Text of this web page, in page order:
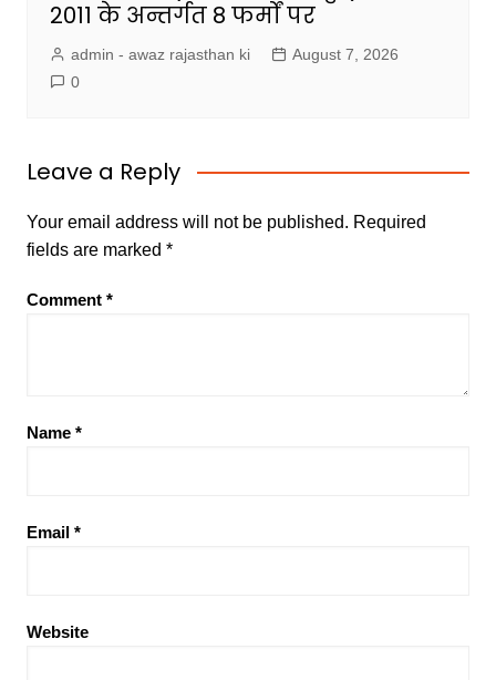
2011 के अन्तर्गत 8 फर्मों पर
admin - awaz rajasthan ki
August 7, 2026
0
Leave a Reply
Your email address will not be published. Required
fields are marked *
Comment *
Name *
Email *
Website